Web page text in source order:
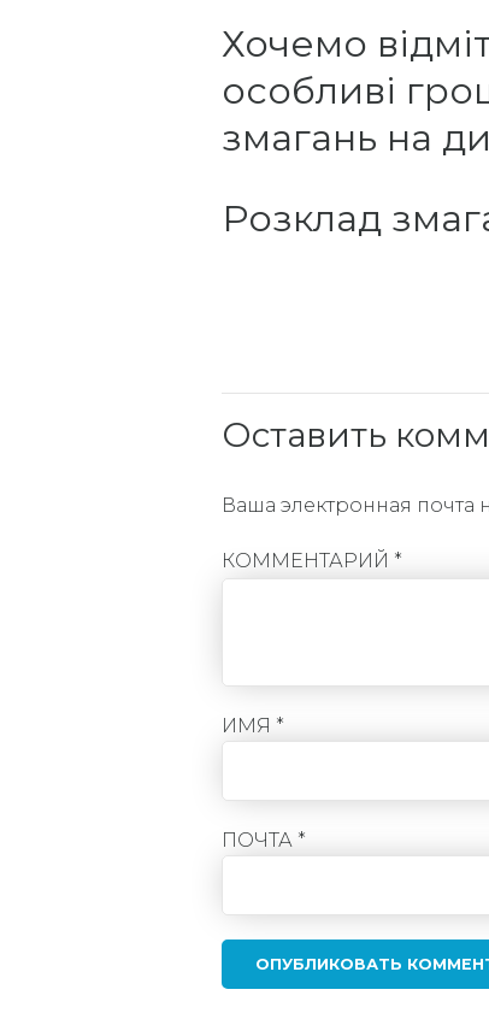
Хочемо
особливі
змагань на
Розклад
Оставить
Ваша электронная почта
КОММЕНТАРИЙ *
ИМЯ *
ПОЧТА *
ОПУБЛИКОВАТЬ